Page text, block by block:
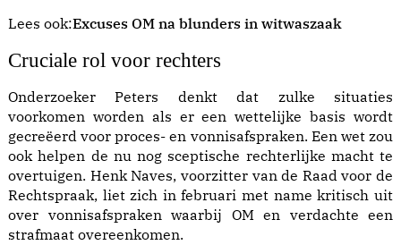
Lees ook:Excuses OM na blunders in witwaszaak
Cruciale rol voor rechters
Onderzoeker Peters denkt dat zulke situaties
voorkomen worden als er een wettelijke basis wordt
gecreëerd voor proces- en vonnisafspraken. Een wet zou
ook helpen de nu nog sceptische rechterlijke macht te
overtuigen. Henk Naves, voorzitter van de Raad voor de
Rechtspraak, liet zich in februari met name kritisch uit
over vonnisafspraken waarbij OM en verdachte een
strafmaat overeenkomen.